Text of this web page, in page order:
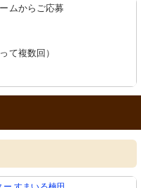
ムからご応募
て複数回）